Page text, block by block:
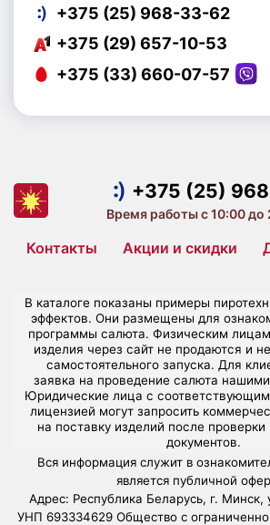
+375 (25) 968-33-62
+375 (29) 657-10-53
+375 (33) 660-07-57
+375 (25)
+375 (29)
Время работы с 10:00 до
Контакты Акции и скидки
В каталоге показаны примеры
эффектов. Они размещены для
программы салюта. Физическим лицам
изделия через сайт не продаются и
самостоятельного запуска. Для
заявка на проведение салюта
Юридические лица с
лицензией могут запросить
на поставку изделий после
документов.
Вся информация служит в
является публичной
Адрес: Республика Беларусь, г. Минск,
УНП 693334629 Общество с